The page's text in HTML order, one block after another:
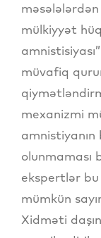
mülkiyyət
müvafiq
mexanizmi
olunmaması
ekspertlər
mümkün
Xidməti